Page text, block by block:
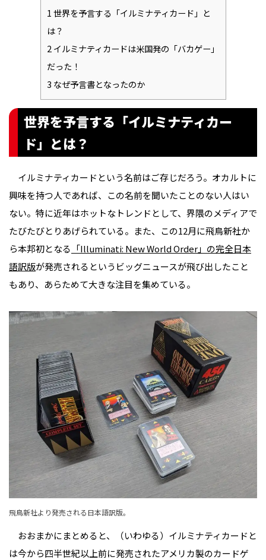
1世界を予言する「イルミナティカード」と
は？
2イルミナティカードは米国発の「バカゲー」
だった！
3 なぜ予言書となったのか
世界を予言する「イルミナティカー
ド」とは？
イルミナティカードという名前はご存じだろう。オカルトに
興味を持つ人であれば、この名前を聞いたことのない人はい
ない。特に近年はホットなトレンドとして、界隈のメディアで
たびたびとりあげられている。また、この12月に飛鳥新社か
ら本邦初となる 「Illuminati: New World Order」の完全日本
語訳版が発売されるというビッグニュースが飛び出したこと
もあり、あらためて大きな注目を集めている。
飛鳥新社より発売される日本語訳版。
おおまかにまとめると、（いわゆる）イルミナティカードと
は今から四半世紀以上前に発売されたアメリカ製のカードゲ